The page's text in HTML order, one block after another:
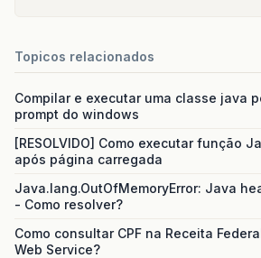
Topicos relacionados
Compilar e executar uma classe java
prompt do windows
[RESOLVIDO] Como executar função
após página carregada
Java.lang.OutOfMemoryError: Java
- Como resolver?
Como consultar CPF na Receita
Web Service?